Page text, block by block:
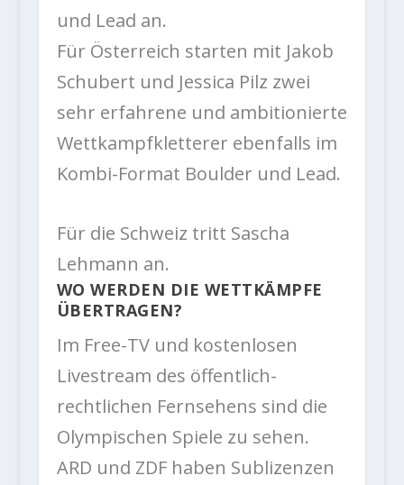
und Lead an.
Für Österreich starten mit Jakob
Schubert und Jessica Pilz zwei
sehr erfahrene und ambitionierte
Wettkampfkletterer ebenfalls im
Kombi-Format Boulder und Lead.
Für die Schweiz tritt Sascha
Lehmann an.
WO WERDEN DIE WETTKÄMPFE
ÜBERTRAGEN?
Im Free-TV und kostenlosen
Livestream des öffentlich-
rechtlichen Fernsehens sind die
Olympischen Spiele zu sehen.
ARD und ZDF haben Sublizenzen